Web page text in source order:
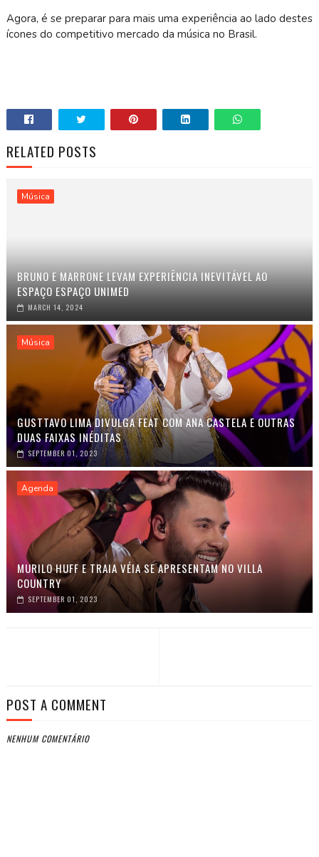
Agora, é se preparar para mais uma experiência ao lado destes
ícones do competitivo mercado da música no Brasil.
RELATED POSTS
Música
BRUNO E MARRONE LEVAM EXPERIÊNCIA INEVITÁVEL AO
ESPAÇO ESPAÇO UNIMED
MARCH 14, 2024
Música
GUSTTAVO LIMA DIVULGA FEAT COM ANA CASTELA E OUTRAS
DUAS FAIXAS INÉDITAS
SEPTEMBER 01, 2023
Agenda
MURILO HUFF E TRAIA VÉIA SE APRESENTAM NO VILLA
COUNTRY
SEPTEMBER 01, 2023
POST A COMMENT
NENHUM COMENTÁRIO